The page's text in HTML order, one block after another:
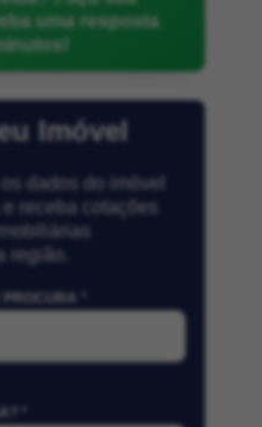
uma resposta
Imóvel
dados do imóvel
receba cotações
*
*